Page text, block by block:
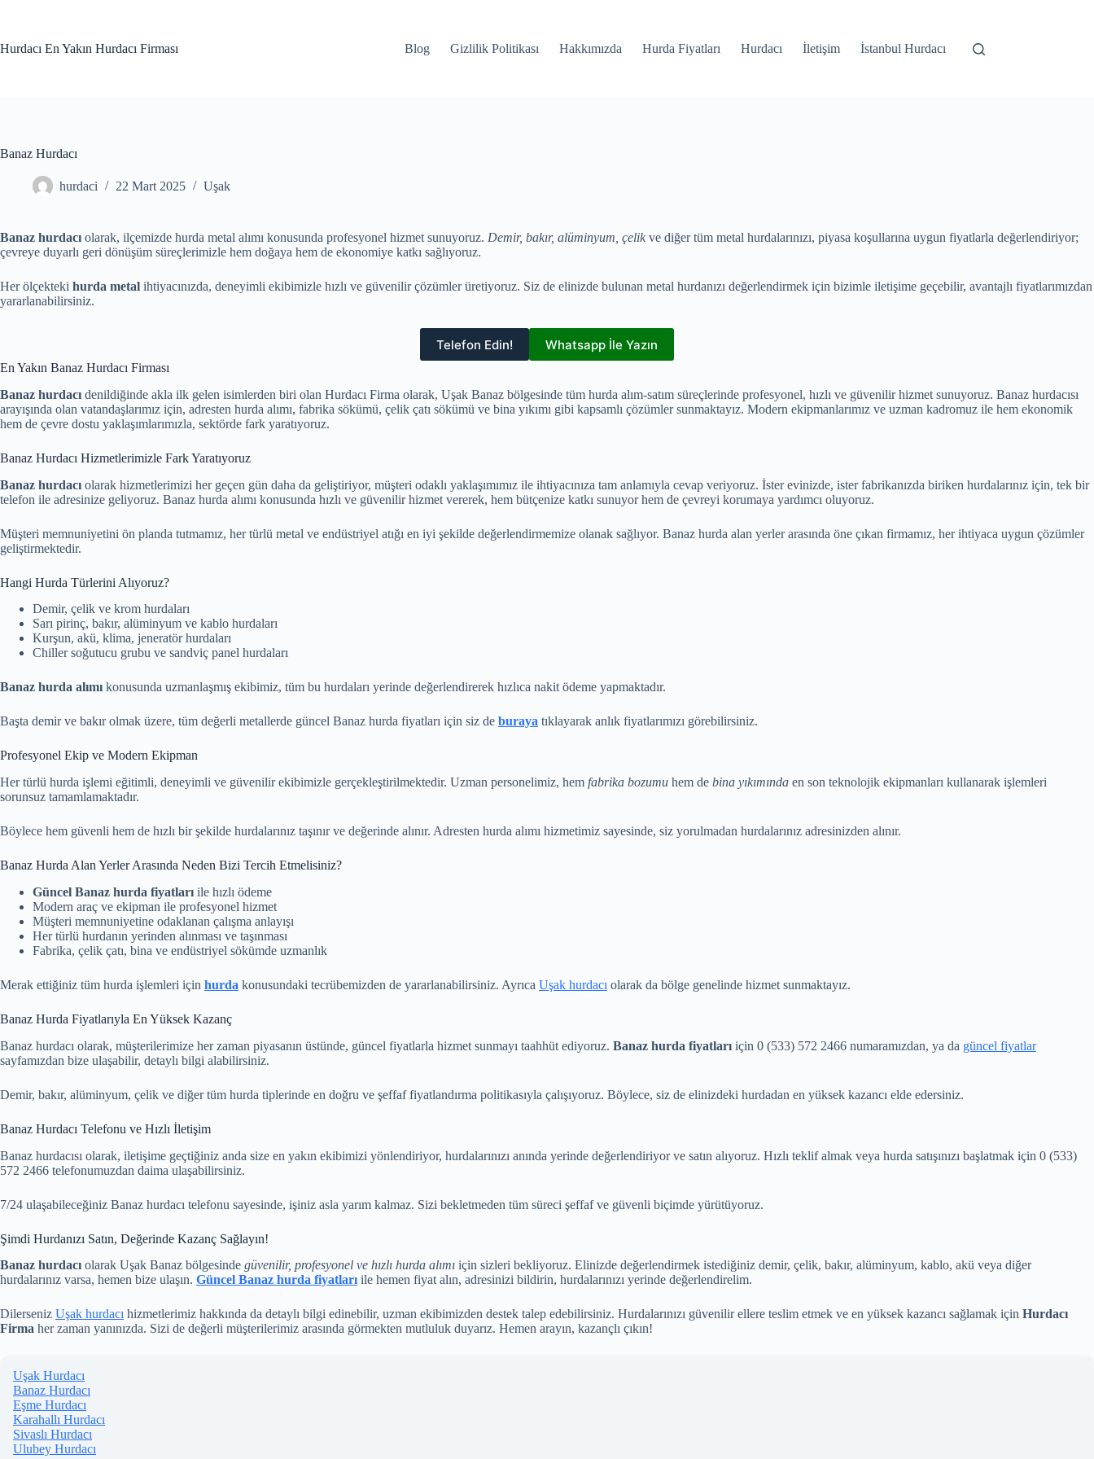
Hurdacı En Yakın Hurdacı Firması
Blog Gizlilik Politikası Hakkımızda Hurda Fiyatları Hurdacı İletişim İstanbul Hurdacı
Banaz Hurdacı
hurdaci 22 Mart 2025 Uşak
Banaz hurdacı olarak, ilçemizde hurda metal alımı konusunda profesyonel hizmet sunuyoruz. Demir, bakır, alüminyum, çelik ve diğer tüm metal hurdalarınızı, piyasa koşullarına uygun fiyatlarla değerlendiriyor;
çevreye duyarlı geri dönüşüm süreçlerimizle hem doğaya hem de ekonomiye katkı sağlıyoruz.
Her ölçekteki hurda metal ihtiyacınızda, deneyimli ekibimizle hızlı ve güvenilir çözümler üretiyoruz. Siz de elinizde bulunan metal hurdanızı değerlendirmek için bizimle iletişime geçebilir, avantajlı fiyatlarımızdan
yararlanabilirsiniz.
Telefon Edin! Whatsapp İle Yazın
En Yakın Banaz Hurdacı Firması
Banaz hurdacı denildiğinde akla ilk gelen isimlerden biri olan Hurdacı Firma olarak, Uşak Banaz bölgesinde tüm hurda alım-satım süreçlerinde profesyonel, hızlı ve güvenilir hizmet sunuyoruz. Banaz hurdacısı
arayışında olan vatandaşlarımız için, adresten hurda alımı, fabrika sökümü, çelik çatı sökümü ve bina yıkımı gibi kapsamlı çözümler sunmaktayız. Modern ekipmanlarımız ve uzman kadromuz ile hem ekonomik
hem de çevre dostu yaklaşımlarımızla, sektörde fark yaratıyoruz.
Banaz Hurdacı Hizmetlerimizle Fark Yaratıyoruz
Banaz hurdacı olarak hizmetlerimizi her geçen gün daha da geliştiriyor, müşteri odaklı yaklaşımımız ile ihtiyacınıza tam anlamıyla cevap veriyoruz. İster evinizde, ister fabrikanızda biriken hurdalarınız için, tek bir
telefon ile adresinize geliyoruz. Banaz hurda alımı konusunda hızlı ve güvenilir hizmet vererek, hem bütçenize katkı sunuyor hem de çevreyi korumaya yardımcı oluyoruz.
Müşteri memnuniyetini ön planda tutmamız, her türlü metal ve endüstriyel atığı en iyi şekilde değerlendirmemize olanak sağlıyor. Banaz hurda alan yerler arasında öne çıkan firmamız, her ihtiyaca uygun çözümler
geliştirmektedir.
Hangi Hurda Türlerini Alıyoruz?
Demir, çelik ve krom hurdaları
Sarı pirinç, bakır, alüminyum ve kablo hurdaları
Kurşun, akü, klima, jeneratör hurdaları
Chiller soğutucu grubu ve sandviç panel hurdaları
Banaz hurda alımı konusunda uzmanlaşmış ekibimiz, tüm bu hurdaları yerinde değerlendirerek hızlıca nakit ödeme yapmaktadır.
Başta demir ve bakır olmak üzere, tüm değerli metallerde güncel Banaz hurda fiyatları için siz de buraya tıklayarak anlık fiyatlarımızı görebilirsiniz.
Profesyonel Ekip ve Modern Ekipman
Her türlü hurda işlemi eğitimli, deneyimli ve güvenilir ekibimizle gerçekleştirilmektedir. Uzman personelimiz, hem fabrika bozumu hem de bina yıkımında en son teknolojik ekipmanları kullanarak işlemleri
sorunsuz tamamlamaktadır.
Böylece hem güvenli hem de hızlı bir şekilde hurdalarınız taşınır ve değerinde alınır. Adresten hurda alımı hizmetimiz sayesinde, siz yorulmadan hurdalarınız adresinizden alınır.
Banaz Hurda Alan Yerler Arasında Neden Bizi Tercih Etmelisiniz?
Güncel Banaz hurda fiyatları ile hızlı ödeme
Modern araç ve ekipman ile profesyonel hizmet
Müşteri memnuniyetine odaklanan çalışma anlayışı
Her türlü hurdanın yerinden alınması ve taşınması
Fabrika, çelik çatı, bina ve endüstriyel sökümde uzmanlık
Merak ettiğiniz tüm hurda işlemleri için hurda konusundaki tecrübemizden de yararlanabilirsiniz. Ayrıca Uşak hurdacı olarak da bölge genelinde hizmet sunmaktayız.
Banaz Hurda Fiyatlarıyla En Yüksek Kazanç
Banaz hurdacı olarak, müşterilerimize her zaman piyasanın üstünde, güncel fiyatlarla hizmet sunmayı taahhüt ediyoruz. Banaz hurda fiyatları için 0 (533) 572 2466 numaramızdan, ya da güncel fiyatlar
sayfamızdan bize ulaşabilir, detaylı bilgi alabilirsiniz.
Demir, bakır, alüminyum, çelik ve diğer tüm hurda tiplerinde en doğru ve şeffaf fiyatlandırma politikasıyla çalışıyoruz. Böylece, siz de elinizdeki hurdadan en yüksek kazancı elde edersiniz.
Banaz Hurdacı Telefonu ve Hızlı İletişim
Banaz hurdacısı olarak, iletişime geçtiğiniz anda size en yakın ekibimizi yönlendiriyor, hurdalarınızı anında yerinde değerlendiriyor ve satın alıyoruz. Hızlı teklif almak veya hurda satışınızı başlatmak için 0 (533)
572 2466 telefonumuzdan daima ulaşabilirsiniz.
7/24 ulaşabileceğiniz Banaz hurdacı telefonu sayesinde, işiniz asla yarım kalmaz. Sizi bekletmeden tüm süreci şeffaf ve güvenli biçimde yürütüyoruz.
Şimdi Hurdanızı Satın, Değerinde Kazanç Sağlayın!
Banaz hurdacı olarak Uşak Banaz bölgesinde güvenilir, profesyonel ve hızlı hurda alımı için sizleri bekliyoruz. Elinizde değerlendirmek istediğiniz demir, çelik, bakır, alüminyum, kablo, akü veya diğer
hurdalarınız varsa, hemen bize ulaşın. Güncel Banaz hurda fiyatları ile hemen fiyat alın, adresinizi bildirin, hurdalarınızı yerinde değerlendirelim.
Dilerseniz Uşak hurdacı hizmetlerimiz hakkında da detaylı bilgi edinebilir, uzman ekibimizden destek talep edebilirsiniz. Hurdalarınızı güvenilir ellere teslim etmek ve en yüksek kazancı sağlamak için Hurdacı
Firma her zaman yanınızda. Sizi de değerli müşterilerimiz arasında görmekten mutluluk duyarız. Hemen arayın, kazançlı çıkın!
Uşak Hurdacı
Banaz Hurdacı
Eşme Hurdacı
Karahallı Hurdacı
Sivaslı Hurdacı
Ulubey Hurdacı